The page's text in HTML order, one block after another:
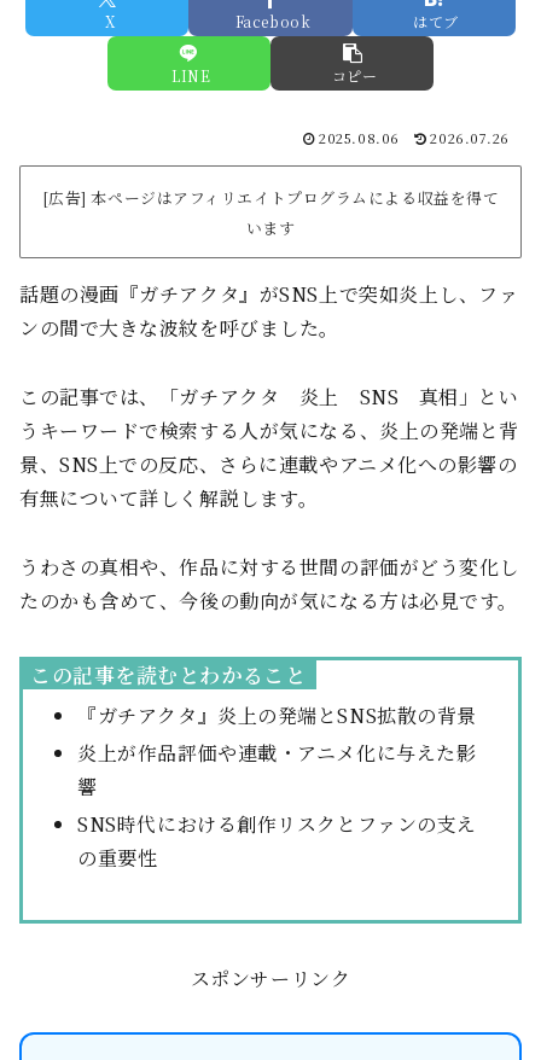
X Facebook はてブ
LINE コピー
2025.08.06 2026.07.26
[広告] 本ページはアフィリエイトプログラムによる収益を得て
います
話題の漫画『ガチアクタ』がSNS上で突如炎上し、ファ
ンの間で大きな波紋を呼びました。
この記事では、「ガチアクタ 炎上 SNS 真相」とい
うキーワードで検索する人が気になる、炎上の発端と背
景、SNS上での反応、さらに連載やアニメ化への影響の
有無について詳しく解説します。
うわさの真相や、作品に対する世間の評価がどう変化し
たのかも含めて、今後の動向が気になる方は必見です。
この記事を読むとわかること
『ガチアクタ』炎上の発端とSNS拡散の背景
炎上が作品評価や連載・アニメ化に与えた影
響
SNS時代における創作リスクとファンの支え
の重要性
スポンサーリンク